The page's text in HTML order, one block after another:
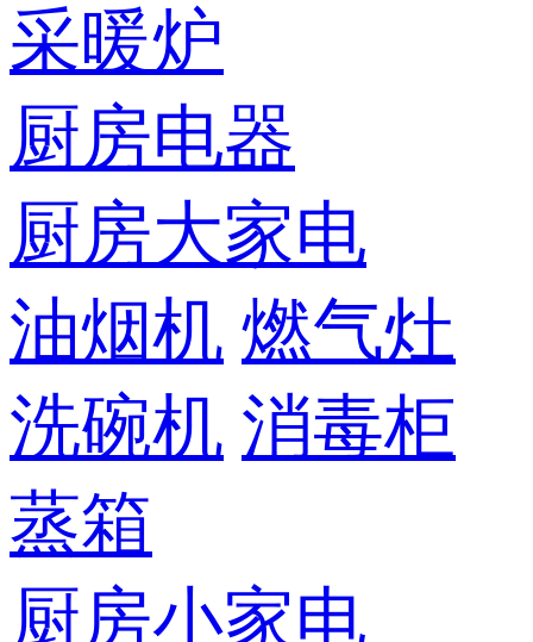
采暖炉
厨房电器
厨房大家电
油烟机 燃气灶
洗碗机 消毒柜
蒸箱
厨房小家电